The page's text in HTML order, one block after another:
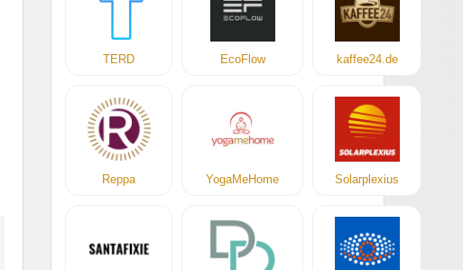
TERD EcoFlow kaffee24.de
Reppa YogaMeHome Solarplexius